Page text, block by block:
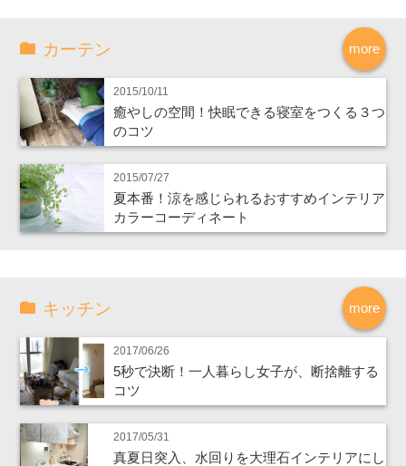
more
カーテン
2015/10/11
癒やしの空間！快眠できる寝室をつくる３つ
のコツ
2015/07/27
夏本番！涼を感じられるおすすめインテリア
カラーコーディネート
more
キッチン
2017/06/26
5秒で決断！一人暮らし女子が、断捨離する
コツ
2017/05/31
真夏日突入、水回りを大理石インテリアにし